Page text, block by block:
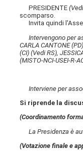
PRESIDENTE
scomparso.
Invita quindi
Intervengono per
CARLA CANTONE
(CI)(Vedi RS) ,
(MISTO-NCI-USEI-R-
Interviene per
Si riprende la
(Coordinamento
La Presidenza è
(Votazione finale e